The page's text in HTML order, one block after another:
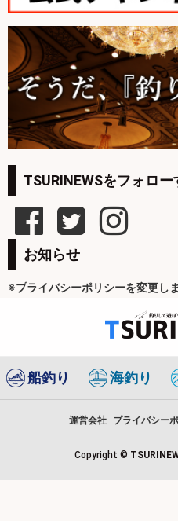
TSURINEWSをフォロー
お知らせ
※プライバシーポリシーを変更し
船釣り 海釣り
運営会社 プライバシー
Copyright ©